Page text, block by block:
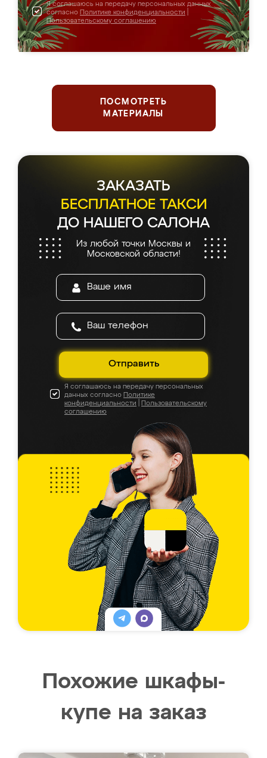
Я соглашаюсь на передачу персональных данных
согласно Политике конфиденциальности
Пользовательскому соглашению
ПОСМОТРЕТЬ
МАТЕРИАЛЫ
ЗАКАЗАТЬ
БЕСПЛАТНОЕ ТАКСИ
ДО НАШЕГО САЛОНА
Из любой точки Москвы и
Московской области!
Отправить
Я соглашаюсь на передачу персональных
данных согласно Политике
конфиденциальности
Пользовательскому
соглашению
Похожие шкафы-
купе на заказ